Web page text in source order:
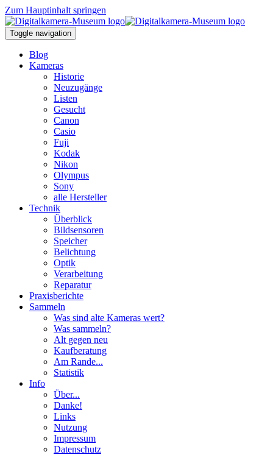
Zum Hauptinhalt springen
Toggle navigation
Blog
Kameras
Historie
Neuzugänge
Listen
Gesucht
Canon
Casio
Fuji
Kodak
Nikon
Olympus
Sony
alle Hersteller
Technik
Überblick
Bildsensoren
Speicher
Belichtung
Optik
Verarbeitung
Reparatur
Praxisberichte
Sammeln
Was sind alte Kameras wert?
Was sammeln?
Alt gegen neu
Kaufberatung
Am Rande...
Statistik
Info
Über...
Danke!
Links
Nutzung
Impressum
Datenschutz